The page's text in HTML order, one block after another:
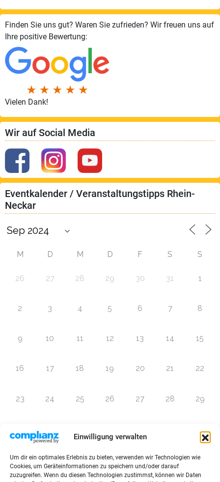
Einwilligung verwalten
Um dir ein optimales Erlebnis zu bieten, verwenden wir Technologien wie
Cookies, um Geräteinformationen zu speichern und/oder darauf
zuzugreifen. Wenn du diesen Technologien zustimmst, können wir Daten
Finden Sie uns gut? Waren Sie zufrieden? Wir freuen uns auf
Ihre positive Bewertung:
Vielen Dank!
Wir auf Social Media
Eventkalender / Veranstaltungstipps Rhein-
Neckar
M D M D F S S
26 27 28 29 30 31 1
2 3 4 5 6 7 8
9 10 11 12 13 14 15
16 17 18 19 20 21 22
23 24 25 26 27 28 29
Zur Eventübersicht